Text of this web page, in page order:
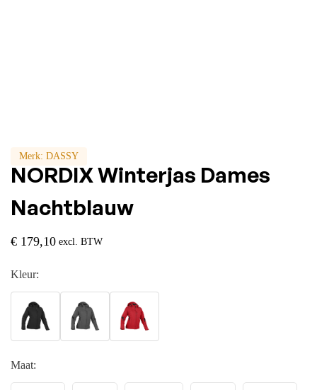
Merk: DASSY
NORDIX Winterjas Dames
Nachtblauw
€ 179,10 excl. BTW
Kleur:
Maat: